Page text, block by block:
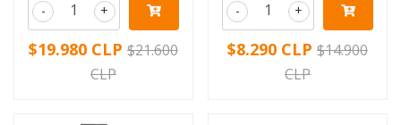
+
-
$19.980 CLP $21.600
CLP
+
-
$8.290 CLP $14.900
CLP